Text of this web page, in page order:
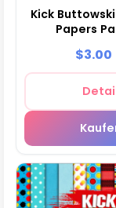
Kick
Papers
$3.00